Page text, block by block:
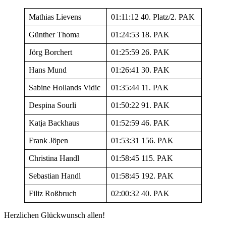
Mathias Lievens 01:11:12 40. Platz/2. PAK
Günther Thoma 01:24:53 18. PAK
Jörg Borchert 01:25:59 26. PAK
Hans Mund 01:26:41 30. PAK
Sabine Hollands Vidic 01:35:44 11. PAK
Despina Sourli 01:50:22 91. PAK
Katja Backhaus 01:52:59 46. PAK
Frank Jöpen 01:53:31 156. PAK
Christina Handl 01:58:45 115. PAK
Sebastian Handl 01:58:45 192. PAK
Filiz Roßbruch 02:00:32 40. PAK
Herzlichen Glückwunsch allen!